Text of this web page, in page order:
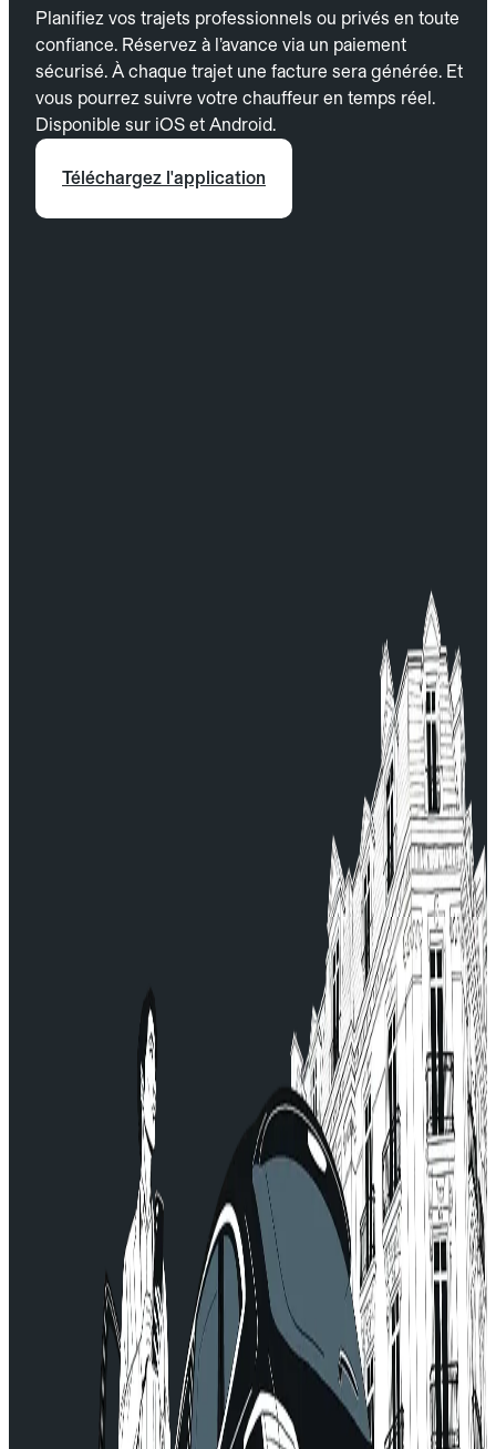
Planifiez vos trajets professionnels ou privés en toute
confiance. Réservez à l’avance via un paiement
sécurisé. À chaque trajet une facture sera générée. Et
vous pourrez suivre votre chauffeur en temps réel.
Disponible sur iOS et Android.
Téléchargez l'application